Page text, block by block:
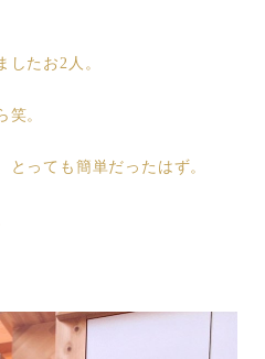
したお2人。
笑。
っても簡単だったはず。